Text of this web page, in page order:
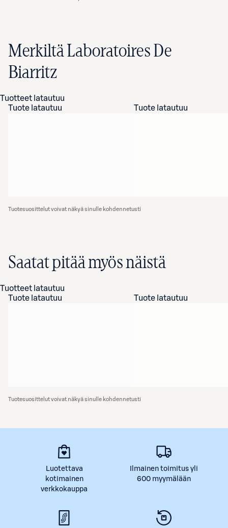
Merkiltä Laboratoires De
Biarritz
Tuotteet latautuu
Tuote latautuu
Tuote latautuu
Tuotesuosittelut voivat näkyä sinulle kohdennetusti
Saatat pitää myös näistä
Tuotteet latautuu
Tuote latautuu
Tuote latautuu
Tuotesuosittelut voivat näkyä sinulle kohdennetusti
Luotettava
kotimainen
verkkokauppa
Ilmainen toimitus yli
600 myymälään